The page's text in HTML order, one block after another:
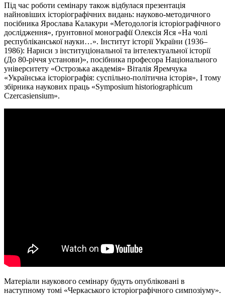
Під час роботи семінару також відбулася презентація
найновіших історіографічних видань: науково-методичного
посібника Ярослава Калакури «Методологія історіографічного
дослідження», ґрунтовної монографії Олексія Яся «На чолі
республіканської науки…». Інститут історії України (1936–
1986): Нариси з інституціональної та інтелектуальної історії
(До 80-річчя установи)», посібника професора Національного
університету «Острозька академія» Віталія Яремчука
«Українська історіографія: суспільно-політична історія», І тому
збірника наукових праць «Symposium historiographicum
Czercasiensium».
Матеріали наукового семінару будуть опубліковані в
наступному томі «Черкаського історіографічного симпозіуму».